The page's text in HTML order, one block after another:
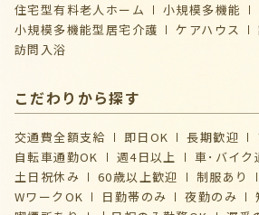
住宅型有料老人ホーム
小規模多機能
⼩規模多機能型居宅介護
ケアハウス
訪問入浴
こだわりから探す
交通費全額支給 即日OK 長期歓迎
自転車通勤OK
週4日以上
車･バイク
土日祝休み
60歳以上歓迎 制服あり
WワークOK
日勤帯のみ 夜勤のみ